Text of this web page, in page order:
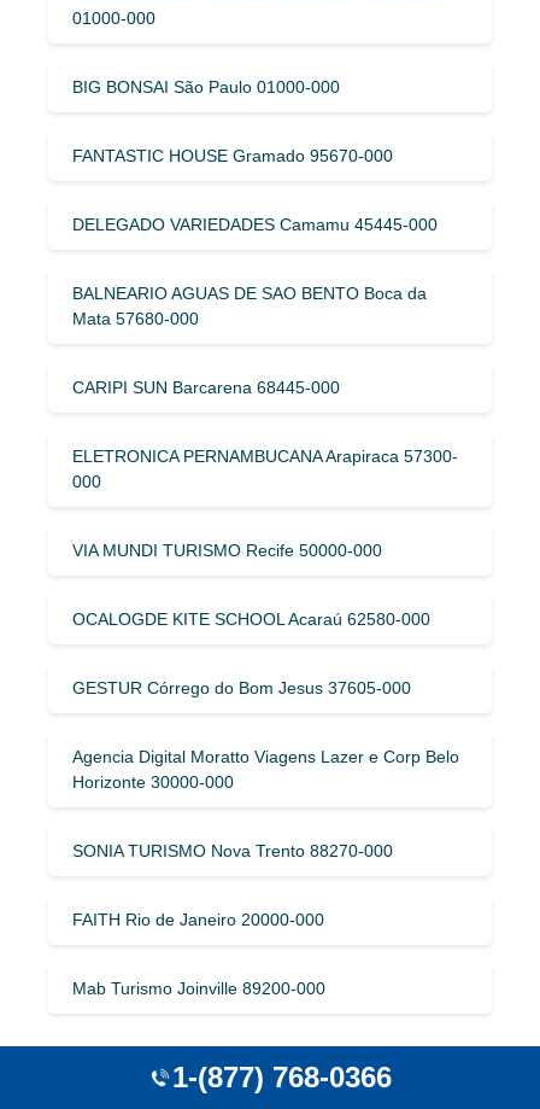
01000-000
BIG BONSAI São Paulo 01000-000
FANTASTIC HOUSE Gramado 95670-000
DELEGADO VARIEDADES Camamu 45445-000
BALNEARIO AGUAS DE SAO BENTO Boca da
Mata 57680-000
CARIPI SUN Barcarena 68445-000
ELETRONICA PERNAMBUCANA Arapiraca 57300-
000
VIA MUNDI TURISMO Recife 50000-000
OCALOGDE KITE SCHOOL Acaraú 62580-000
GESTUR Córrego do Bom Jesus 37605-000
Agencia Digital Moratto Viagens Lazer e Corp Belo
Horizonte 30000-000
SONIA TURISMO Nova Trento 88270-000
FAITH Rio de Janeiro 20000-000
Mab Turismo Joinville 89200-000
Explore The More Beatiful Town and City
1-(877) 768-0366